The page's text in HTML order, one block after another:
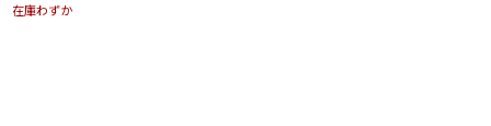
在庫わずか